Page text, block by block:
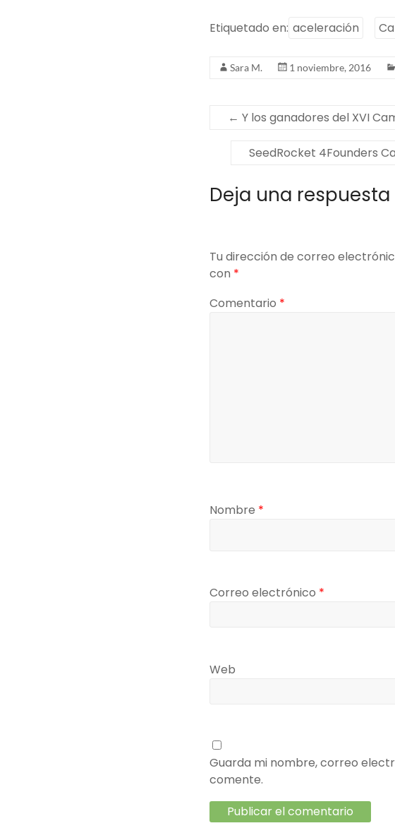
Etiquetado en: aceleración
Sara M. 1 noviembre, 2016
← Y los ganadores del XVI
SeedRocket 4Founders
Deja una respuesta
Tu dirección de correo
con *
Comentario *
Nombre *
Correo electrónico *
Web
Guarda mi nombre, correo
comente.